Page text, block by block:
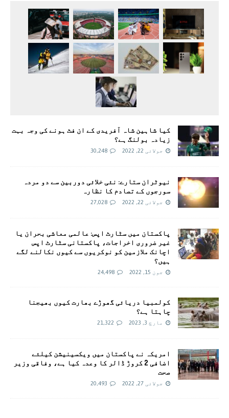
کیا شاہین شاہ آفریدی کے ان فٹ ہونے کی وجہ بہت
زیادہ بولنگ ہے؟
جولائی 22, 2022 30,248
نیوٹران ستارے: نئی خلائی دوربین سے دو مردہ
سورجوں کے تصادم کا نظارہ
جولائی 22, 2022 27,028
پاکستان میں سٹارٹ اپس: عالمی معاشی بحران یا
غیر ضروری اخراجات، پاکستانی سٹارٹ اپس
اچانک ملازمین کو نوکریوں سے کیوں نکالنے لگے
ہیں؟
جون 15, 2022 24,498
کولمبیا دریائی گھوڑے بھارت کیوں بھیجنا
چاہتا ہے؟
مارچ 3, 2023 21,322
امريکہ نے پاکستان میں ویکسینیشن کیلئے
اضافی 2 کروڑ ڈالر کا وعدہ کیا ہے، وفاقی وزیر
صحت
جولائی 27, 2022 20,493